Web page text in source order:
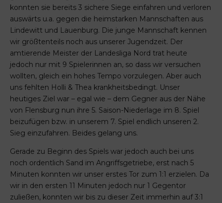
konnten sie bereits 3 sichere Siege einfahren und verloren
auswärts u.a. gegen die heimstarken Mannschaften aus
Lindewitt und Lauenburg. Die junge Mannschaft kennen
wir größtenteils noch aus unserer Jugendzeit. Der
amtierende Meister der Landesliga Nord trat heute
jedoch nur mit 9 Spielerinnen an, so dass wir versuchen
wollten, gleich ein hohes Tempo vorzulegen. Aber auch
uns fehlten Holli & Thea krankheitsbedingt. Unser
heutiges Ziel war – egal wie – dem Gegner aus der Nähe
von Flensburg nun ihre 5. Saison-Niederlage im 8. Spiel
beizufügen bzw. in unserem 7. Spiel endlich unseren 2.
Sieg einzufahren. Beides gelang uns.
Gerade zu Beginn des Spiels war jedoch auch bei uns
noch ordentlich Sand im Angriffsgetriebe, erst nach 5
Minuten konnten wir unser erstes Tor zum 1:1 erzielen. Da
wir in den ersten 11 Minuten jedoch nur 1 Gegentor
zuließen, konnten wir bis zu dieser Zeit immerhin auf 3:1